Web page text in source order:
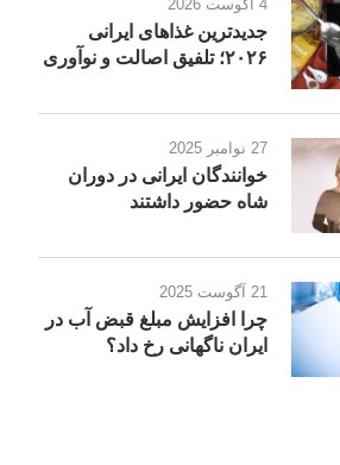
4 آگوست 2026
جدیدترین غذاهای ایرانی
۲۰۲۶؛ تلفیق اصالت و نوآوری
27 نوامبر 2025
خوانندگان ایرانی در دوران
شاه حضور داشتند
21 آگوست 2025
چرا افزایش مبلغ قبض آب در
ایران ناگهانی رخ داد؟